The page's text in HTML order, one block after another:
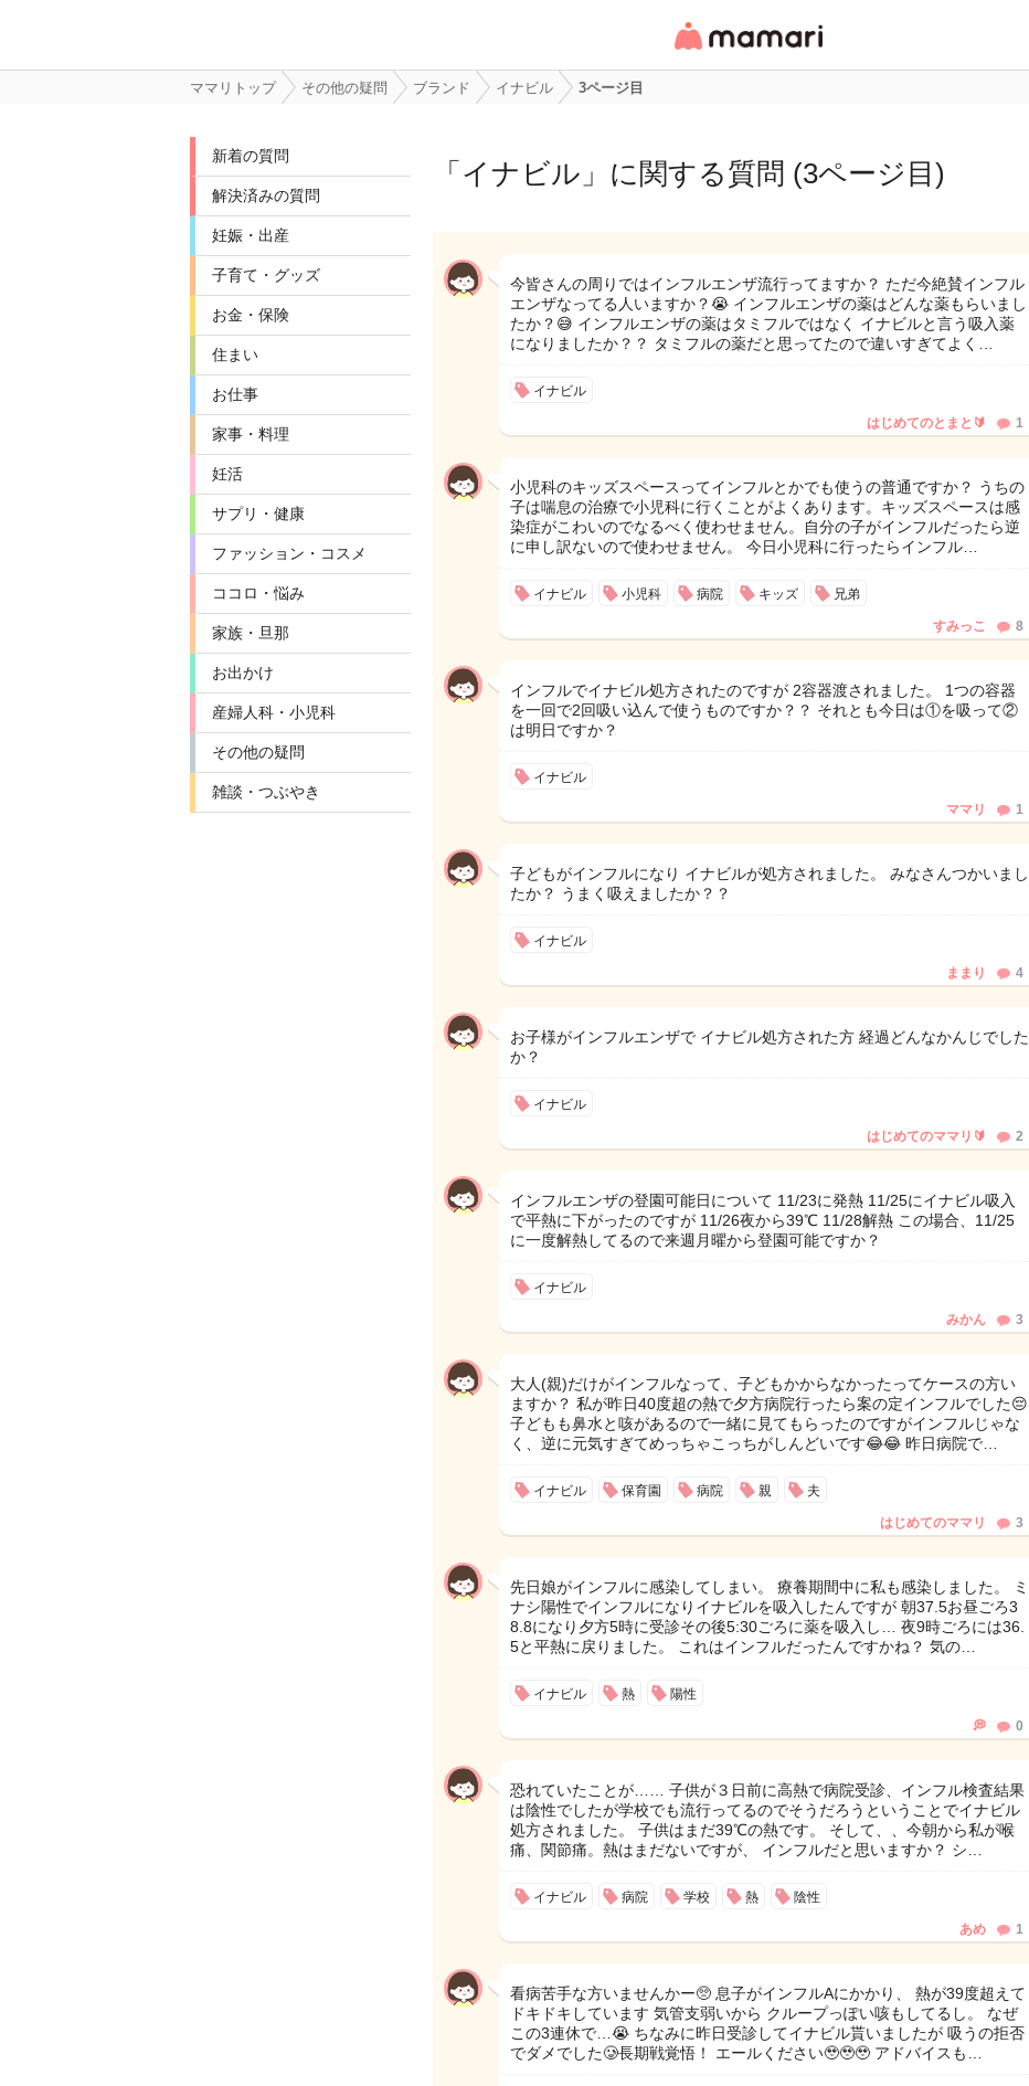
リ・情報サイト
ママリトップ その他の疑問 ブランド イナビル 3ページ目
新着の質問
解決済みの質問
妊娠・出産
子育て・グッズ
お金・保険
住まい
お仕事
家事・料理
妊活
サプリ・健康
ファッション・コスメ
ココロ・悩み
家族・旦那
お出かけ
産婦人科・小児科
その他の疑問
雑談・つぶやき
「 イナビル 」に関する質問 (3ページ目)
今皆さんの周りではインフルエンザ流行ってますか？ ただ今絶賛インフル
エンザなってる人いますか？😭 インフルエンザの薬はどんな薬もらいまし
たか？😅 インフルエンザの薬はタミフルではなく イナビルと言う吸入薬
になりましたか？？ タミフルの薬だと思ってたので違いすぎてよく…
イナビル
はじめてのとまと🔰 1
小児科のキッズスペースってインフルとかでも使うの普通ですか？ うちの
子は喘息の治療で小児科に行くことがよくあります。キッズスペースは感
染症がこわいのでなるべく使わせません。自分の子がインフルだったら逆
に申し訳ないので使わせません。 今日小児科に行ったらインフル…
イナビル 小児科 病院 キッズ 兄弟
すみっこ 8
インフルでイナビル処方されたのですが 2容器渡されました。 1つの容器
を一回で2回吸い込んで使うものですか？？ それとも今日は①を吸って②
は明日ですか？
イナビル
ママリ 1
子どもがインフルになり イナビルが処方されました。 みなさんつかいまし
たか？ うまく吸えましたか？？
イナビル
ままり 4
お子様がインフルエンザで イナビル処方された方 経過どんなかんじでした
か？
イナビル
はじめてのママリ🔰 2
インフルエンザの登園可能日について 11/23に発熱 11/25にイナビル吸入
で平熱に下がったのですが 11/26夜から39℃ 11/28解熱 この場合、11/25
に一度解熱してるので来週月曜から登園可能ですか？
イナビル
みかん 3
大人(親)だけがインフルなって、子どもかからなかったってケースの方い
ますか？ 私が昨日40度超の熱で夕方病院行ったら案の定インフルでした😔
子どもも鼻水と咳があるので一緒に見てもらったのですがインフルじゃな
く、逆に元気すぎてめっちゃこっちがしんどいです😂😂 昨日病院で…
イナビル 保育園 病院 親 夫
はじめてのママリ 3
先日娘がインフルに感染してしまい。 療養期間中に私も感染しました。 ミ
ナシ陽性でインフルになりイナビルを吸入したんですが 朝37.5お昼ごろ3
8.8になり夕方5時に受診その後5:30ごろに薬を吸入し… 夜9時ごろには36.
5と平熱に戻りました。 これはインフルだったんですかね？ 気の…
イナビル 熱 陽性
💭 0
恐れていたことが…… 子供が３日前に高熱で病院受診、インフル検査結果
は陰性でしたが学校でも流行ってるのでそうだろうということでイナビル
処方されました。 子供はまだ39℃の熱です。 そして、、今朝から私が喉
痛、関節痛。熱はまだないですが、 インフルだと思いますか？ シ…
イナビル 病院 学校 熱 陰性
あめ 1
看病苦手な方いませんかー🥺 息子がインフルAにかかり、 熱が39度超えて
ドキドキしています 気管支弱いから クループっぽい咳もしてるし。 なぜ
この3連休で…😭 ちなみに昨日受診してイナビル貰いましたが 吸うの拒否
でダメでした🥲長期戦覚悟！ エールください🥹🥹🥹 アドバイスも…